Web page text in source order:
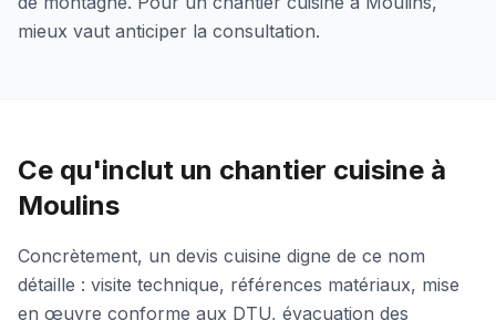
mieux vaut anticiper la consultation.
Ce qu'inclut un chantier cuisine à
Moulins
Concrètement, un devis cuisine digne de ce nom
détaille : visite technique, références matériaux, mise
en œuvre conforme aux DTU, évacuation des